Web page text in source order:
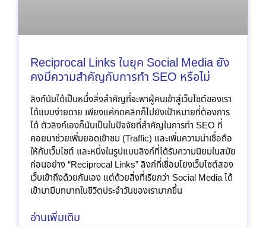
Reciprocal Links ในยุค Social Media ยัง
คงมีความสำคัญกับการทำ SEO หรือไม่
ลิงก์นับได้เป็นหนึ่งสิ่งสำคัญที่จะพาผู้คนเข้าสู่เว็บไซต์ของเรา
ได้แบบง่ายดาย เพียงแค่กดคลิกก็ไปยังเป้าหมายที่ต้องการ
ได้ ตัวลิงก์เองก็นับเป็นในปัจจัยที่สำคัญในการทำ SEO ที่
คอยมาช่วยเพิ่มยอดเข้าชม (Traffic) และเพิ่มความน่าเชื่อถือ
ให้กับเว็บไซต์ และหนึ่งในรูปแบบลิงก์ที่ได้รับความนิยมในสมัย
ก่อนอย่าง “Reciprocal Links” ลิงก์ที่เชื่อมโยงเว็บไซต์สอง
เว็บเข้าถึงด้วยกันเอง แต่ด้วยสิ่งที่เรียกว่า Social Media ได้
เข้ามามีบทบาทในชีวิตประจำวันของเรามากขึ้น
อ่านเพิ่มเติม